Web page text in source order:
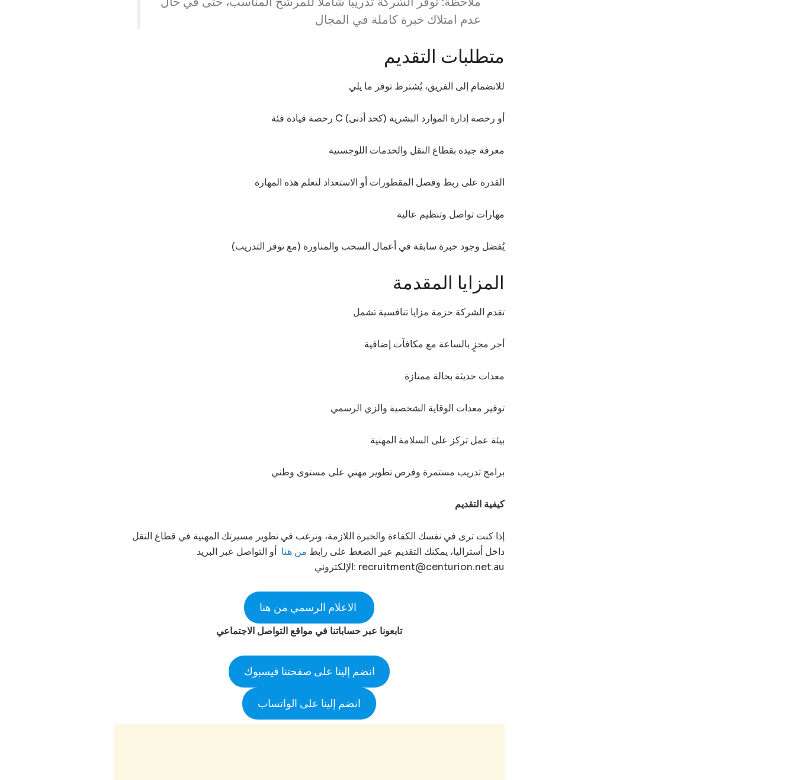
عدم امتلاك خبرة كاملة في المجال
متطلبات التقديم
للانضمام إلى الفريق، يُشترط توفر ما يلي
رخصة قيادة فئة C أو رخصة إدارة الموارد البشرية (كحد أدنى)
معرفة جيدة بقطاع النقل والخدمات اللوجستية
القدرة على ربط وفصل المقطورات أو الاستعداد لتعلم هذه المهارة
مهارات تواصل وتنظيم عالية
يُفضل وجود خبرة سابقة في أعمال السحب والمناورة (مع توفر التدريب)
المزايا المقدمة
تقدم الشركة حزمة مزايا تنافسية تشمل
أجر مجزٍ بالساعة مع مكافآت إضافية
معدات حديثة بحالة ممتازة
توفير معدات الوقاية الشخصية والزي الرسمي
بيئة عمل تركز على السلامة المهنية
برامج تدريب مستمرة وفرص تطوير مهني على مستوى وطني
كيفية التقديم
إذا كنت ترى في نفسك الكفاءة والخبرة اللازمة، وترغب في تطوير مسيرتك المهنية في قطاع النقل
داخل أستراليا، يمكنك التقديم عبر الضغط على رابط من هنا أو التواصل عبر البريد
الإلكتروني: recruitment@centurion.net.au
تابعونا عبر حساباتنا في مواقع التواصل الاجتماعي
انضم إلينا على صفحتنا فيسبوك
انضم إلينا على الواتساب